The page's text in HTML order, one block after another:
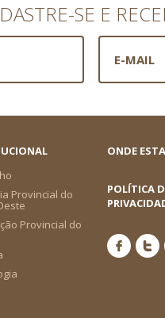
SE E
Provincial do
Provincial do
ONDE
POLÍTICA